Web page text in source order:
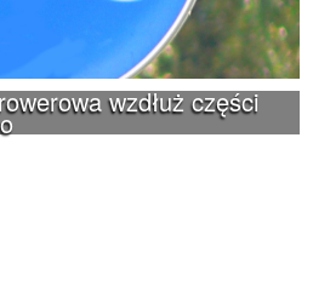
wzdłuż części